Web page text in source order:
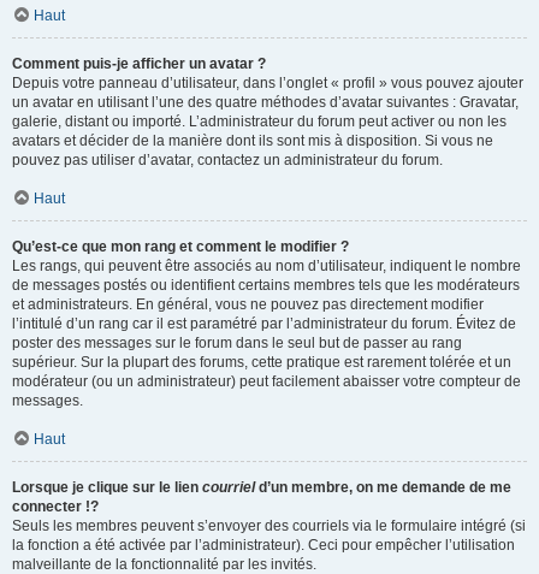
Haut
Comment puis-je afficher un avatar ?
Depuis votre panneau d’utilisateur, dans l’onglet « profil » vous pouvez ajouter
un avatar en utilisant l’une des quatre méthodes d’avatar suivantes : Gravatar,
galerie, distant ou importé. L’administrateur du forum peut activer ou non les
avatars et décider de la manière dont ils sont mis à disposition. Si vous ne
pouvez pas utiliser d’avatar, contactez un administrateur du forum.
Haut
Qu’est-ce que mon rang et comment le modifier ?
Les rangs, qui peuvent être associés au nom d’utilisateur, indiquent le nombre
de messages postés ou identifient certains membres tels que les modérateurs
et administrateurs. En général, vous ne pouvez pas directement modifier
l’intitulé d’un rang car il est paramétré par l’administrateur du forum. Évitez de
poster des messages sur le forum dans le seul but de passer au rang
supérieur. Sur la plupart des forums, cette pratique est rarement tolérée et un
modérateur (ou un administrateur) peut facilement abaisser votre compteur de
messages.
Haut
Lorsque je clique sur le lien courrield’un membre, on me demande de me
connecter !?
Seuls les membres peuvent s’envoyer des courriels via le formulaire intégré (si
la fonction a été activée par l’administrateur). Ceci pour empêcher l’utilisation
malveillante de la fonctionnalité par les invités.